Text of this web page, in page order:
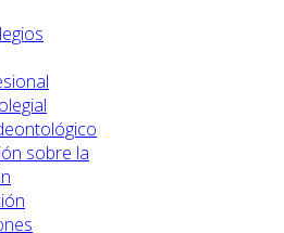
sobre la